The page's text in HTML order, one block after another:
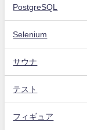
PostgreSQL
Selenium
サウナ
テスト
フィギュア